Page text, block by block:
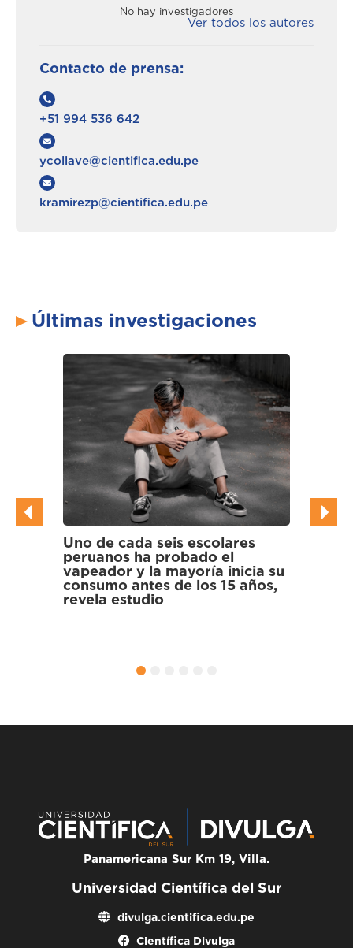
No hay investigadores
Ver todos los autores
Contacto de prensa:
+51 994 536 642
ycollave@cientifica.edu.pe
kramirezp@cientifica.edu.pe
Últimas investigaciones
Uno de cada seis escolares
peruanos ha probado el
vapeador y la mayoría inicia su
consumo antes de los 15 años,
revela estudio
4
Panamericana Sur Km 19, Villa.
Universidad Científica del Sur
divulga.cientifica.edu.pe
Científica Divulga